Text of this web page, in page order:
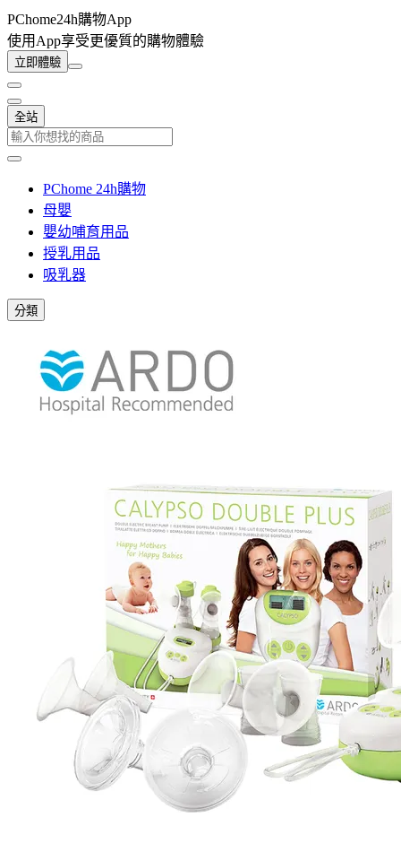
PChome24h購物App
使用App享受更優質的購物體驗
立即體驗
全站
PChome 24h購物
母嬰
嬰幼哺育用品
授乳用品
吸乳器
分類